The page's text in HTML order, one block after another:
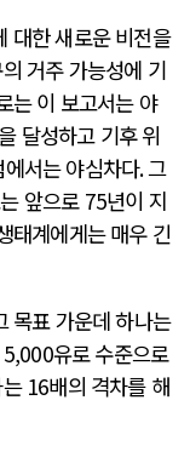
대한 새로운 비전을
거주 가능성에 기
는 이 보고서는 야
달성하고 기후 위
서는 야심차다.그
앞으로 75년이 지
태계에게는 매우 긴
목표 가운데 하나는
5,000유로 수준으로
16배의 격차를 해